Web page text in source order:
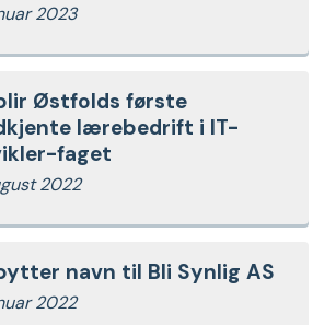
2023
Østfolds første
lærebedrift i IT-
faget
2022
navn til Bli Synlig AS
2022